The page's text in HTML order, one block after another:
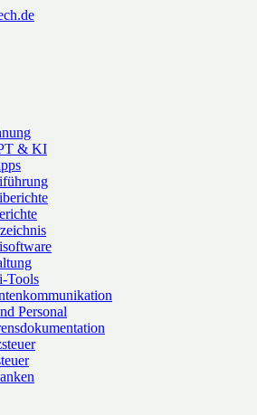
& KI
Tools
Personal